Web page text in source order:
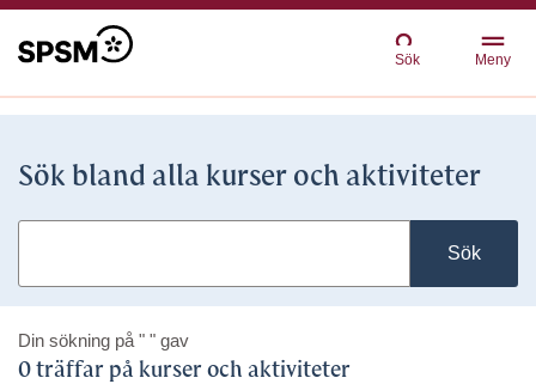
Sök Meny
Sök bland alla kurser och aktiviteter
Sök
Din sökning på " " gav
0 träffar på kurser och aktiviteter